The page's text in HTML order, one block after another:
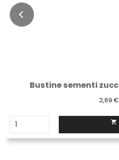
Bustine sementi
2,69 €
